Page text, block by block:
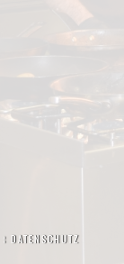
¦ DATENSCHUTZ